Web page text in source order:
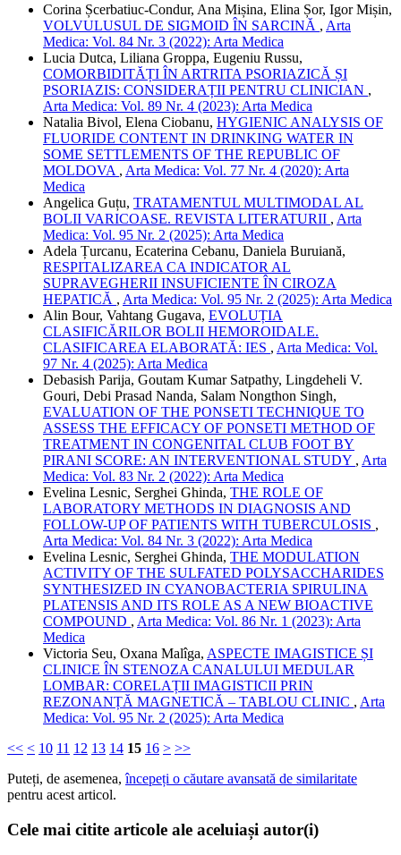
Corina Șcerbatiuc-Condur, Ana Mișina, Elina Șor, Igor Mișin,
VOLVULUSUL DE SIGMOID ÎN SARCINĂ , Arta
Medica: Vol. 84 Nr. 3 (2022): Arta Medica
Lucia Dutca, Liliana Groppa, Eugeniu Russu,
COMORBIDITĂȚI ÎN ARTRITA PSORIAZICĂ ȘI
PSORIAZIS: CONSIDERAȚII PENTRU CLINICIAN ,
Arta Medica: Vol. 89 Nr. 4 (2023): Arta Medica
Natalia Bivol, Elena Ciobanu, HYGIENIC ANALYSIS OF
FLUORIDE CONTENT IN DRINKING WATER IN
SOME SETTLEMENTS OF THE REPUBLIC OF
MOLDOVA , Arta Medica: Vol. 77 Nr. 4 (2020): Arta
Medica
Angelica Guțu, TRATAMENTUL MULTIMODAL AL
BOLII VARICOASE. REVISTA LITERATURII , Arta
Medica: Vol. 95 Nr. 2 (2025): Arta Medica
Adela Țurcanu, Ecaterina Cebanu, Daniela Buruiană,
RESPITALIZAREA CA INDICATOR AL
SUPRAVEGHERII INSUFICIENTE ÎN CIROZA
HEPATICĂ , Arta Medica: Vol. 95 Nr. 2 (2025): Arta Medica
Alin Bour, Vahtang Gugava, EVOLUȚIA
CLASIFICĂRILOR BOLII HEMOROIDALE.
CLASIFICAREA ELABORATĂ: IES , Arta Medica: Vol.
97 Nr. 4 (2025): Arta Medica
Debasish Parija, Goutam Kumar Satpathy, Lingdeheli V.
Gouri, Debi Prasad Nanda, Salam Nongthon Singh,
EVALUATION OF THE PONSETI TECHNIQUE TO
ASSESS THE EFFICACY OF PONSETI METHOD OF
TREATMENT IN CONGENITAL CLUB FOOT BY
PIRANI SCORE: AN INTERVENTIONAL STUDY , Arta
Medica: Vol. 83 Nr. 2 (2022): Arta Medica
Evelina Lesnic, Serghei Ghinda, THE ROLE OF
LABORATORY METHODS IN DIAGNOSIS AND
FOLLOW-UP OF PATIENTS WITH TUBERCULOSIS ,
Arta Medica: Vol. 84 Nr. 3 (2022): Arta Medica
Evelina Lesnic, Serghei Ghinda, THE MODULATION
ACTIVITY OF THE SULFATED POLYSACCHARIDES
SYNTHESIZED IN CYANOBACTERIA SPIRULINA
PLATENSIS AND ITS ROLE AS A NEW BIOACTIVE
COMPOUND , Arta Medica: Vol. 86 Nr. 1 (2023): Arta
Medica
Victoria Seu, Oxana Malîga, ASPECTE IMAGISTICE ȘI
CLINICE ÎN STENOZA CANALULUI MEDULAR
LOMBAR: CORELAȚII IMAGISTICII PRIN
REZONANȚĂ MAGNETICĂ – TABLOU CLINIC , Arta
Medica: Vol. 95 Nr. 2 (2025): Arta Medica
<< < 10 11 12 13 14 15 16 > >>
Puteți, de asemenea,începeți o căutare avansată de similaritate
pentru acest articol.
Cele mai citite articole ale aceluiași autor(i)